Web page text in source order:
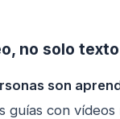
no solo texto
son
guías con